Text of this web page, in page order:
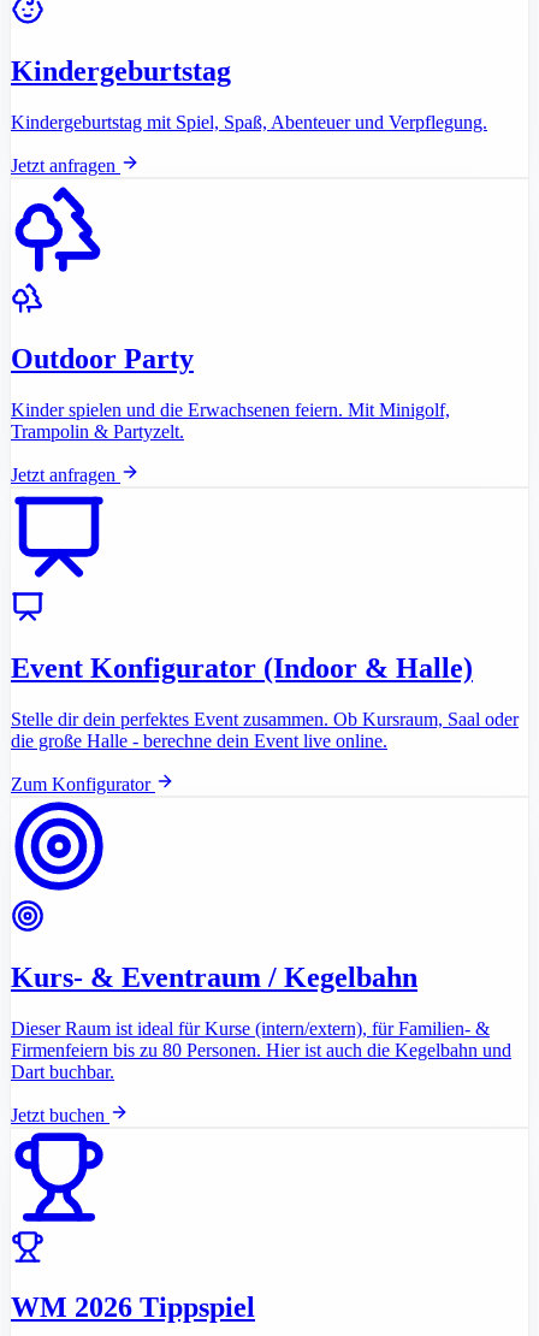
Kindergeburtstag
Kindergeburtstag mit Spiel, Spaß, Abenteuer und Verpflegung.
Jetzt anfragen
Outdoor Party
Kinder spielen und die Erwachsenen feiern. Mit Minigolf,
Trampolin & Partyzelt.
Jetzt anfragen
Event Konfigurator (Indoor & Halle)
Stelle dir dein perfektes Event zusammen. Ob Kursraum, Saal oder
die große Halle - berechne dein Event live online.
Zum Konfigurator
Kurs- & Eventraum / Kegelbahn
Dieser Raum ist ideal für Kurse (intern/extern), für Familien- &
Firmenfeiern bis zu 80 Personen. Hier ist auch die Kegelbahn und
Dart buchbar.
Jetzt buchen
WM 2026 Tippspiel